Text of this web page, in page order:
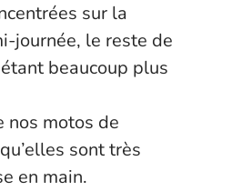
sur la
journée, le reste de
beaucoup plus
nos motos de
sont très
en main.